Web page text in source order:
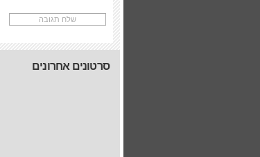
סרטונים אחרונים